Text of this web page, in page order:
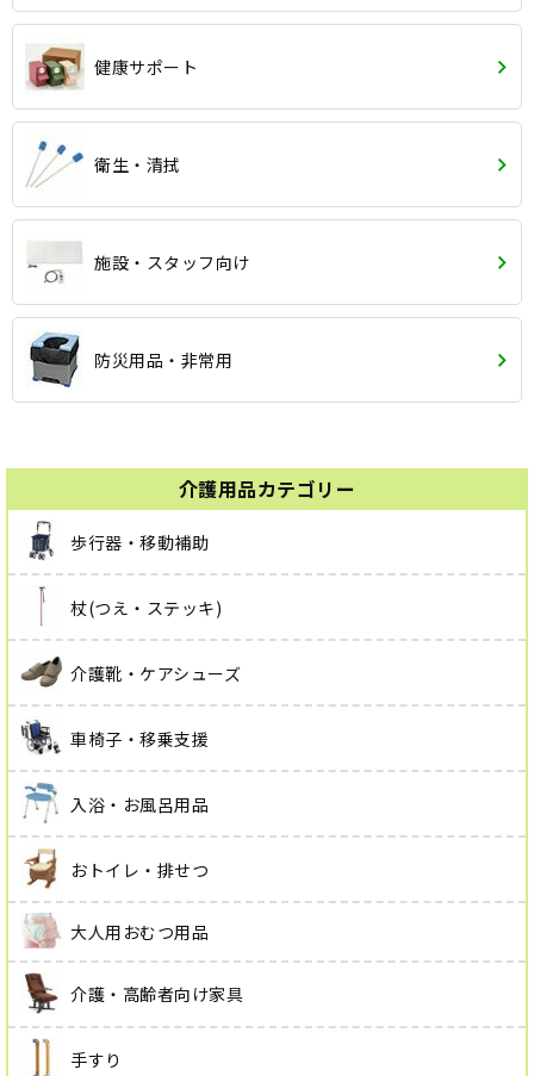
介護用品カテゴリー
歩行器・移動補助
杖(つえ・ステッキ)
介護靴・ケアシューズ
車椅子・移乗支援
入浴・お風呂用品
おトイレ・排せつ
大人用おむつ用品
介護・高齢者向け家具
手すり
健康サポート
衛生・清拭
施設・スタッフ向け
防災用品・非常用